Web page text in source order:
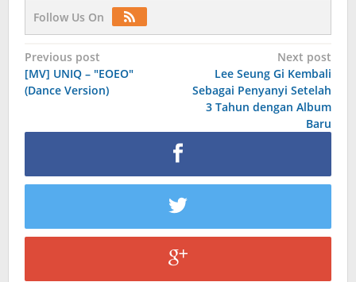
Follow Us On
Post
navigation
Previous post
[MV] UNIQ – "EOEO"
(Dance Version)
Next post
Lee Seung Gi Kembali
Sebagai Penyanyi Setelah
3 Tahun dengan Album
Baru